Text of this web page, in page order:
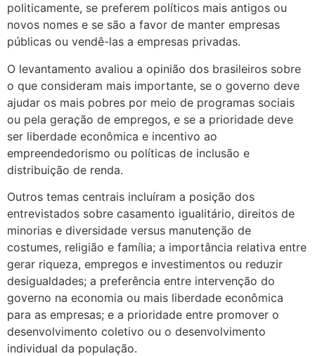
politicamente, se preferem políticos mais antigos ou
novos nomes e se são a favor de manter empresas
públicas ou vendê-las a empresas privadas.
O levantamento avaliou a opinião dos brasileiros sobre
o que consideram mais importante, se o governo deve
ajudar os mais pobres por meio de programas sociais
ou pela geração de empregos, e se a prioridade deve
ser liberdade econômica e incentivo ao
empreendedorismo ou políticas de inclusão e
distribuição de renda.
Outros temas centrais incluíram a posição dos
entrevistados sobre casamento igualitário, direitos de
minorias e diversidade versus manutenção de
costumes, religião e família; a importância relativa entre
gerar riqueza, empregos e investimentos ou reduzir
desigualdades; a preferência entre intervenção do
governo na economia ou mais liberdade econômica
para as empresas; e a prioridade entre promover o
desenvolvimento coletivo ou o desenvolvimento
individual da população.